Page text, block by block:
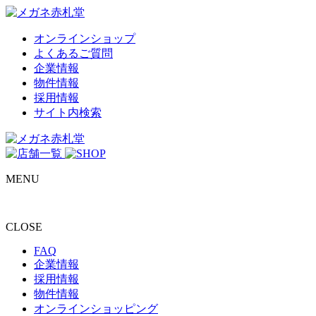
オンラインショップ
よくあるご質問
企業情報
物件情報
採用情報
サイト内検索
MENU
CLOSE
FAQ
企業情報
採用情報
物件情報
オンラインショッピング